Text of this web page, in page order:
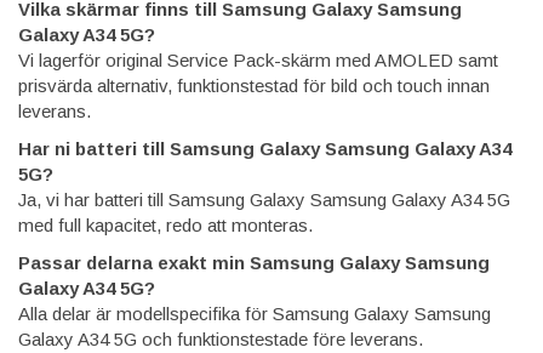
Vilka skärmar finns till Samsung Galaxy Samsung
Galaxy A34 5G?
Vi lagerför original Service Pack-skärm med AMOLED samt
prisvärda alternativ, funktionstestad för bild och touch innan
leverans.
Har ni batteri till Samsung Galaxy Samsung Galaxy A34
5G?
Ja, vi har batteri till Samsung Galaxy Samsung Galaxy A34 5G
med full kapacitet, redo att monteras.
Passar delarna exakt min Samsung Galaxy Samsung
Galaxy A34 5G?
Alla delar är modellspecifika för Samsung Galaxy Samsung
Galaxy A34 5G och funktionstestade före leverans.